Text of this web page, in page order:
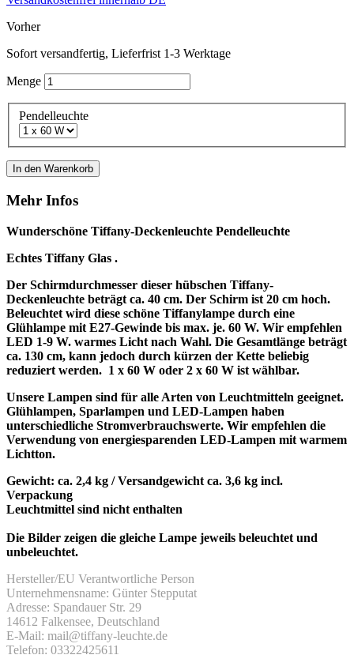
Vorher
Sofort versandfertig, Lieferfrist 1-3 Werktage
Menge
Pendelleuchte
In den Warenkorb
Mehr Infos
Wunderschöne Tiffany-Deckenleuchte Pendelleuchte
Echtes Tiffany Glas .
Der Schirmdurchmesser dieser hübschen Tiffany-
Deckenleuchte beträgt ca. 40 cm. Der Schirm ist 20 cm hoch.
Beleuchtet wird diese schöne Tiffanylampe durch eine
Glühlampe mit E27-Gewinde bis max. je. 60 W. Wir empfehlen
LED 1-9 W. warmes Licht nach Wahl. Die Gesamtlänge beträgt
ca. 130 cm, kann jedoch durch kürzen der Kette beliebig
reduziert werden. 1 x 60 W oder 2 x 60 W ist wählbar.
Unsere Lampen sind für alle Arten von Leuchtmitteln geeignet.
Glühlampen, Sparlampen und LED-Lampen haben
unterschiedliche Stromverbrauchswerte. Wir empfehlen die
Verwendung von energiesparenden LED-Lampen mit warmem
Lichtton.
Gewicht: ca. 2,4 kg / Versandgewicht ca. 3,6 kg incl.
Verpackung
Leuchtmittel sind nicht enthalten
Die Bilder zeigen die gleiche Lampe jeweils beleuchtet und
unbeleuchtet.
Hersteller/EU Verantwortliche Person
Unternehmensname: Günter Stepputat
Adresse: Spandauer Str. 29
14612 Falkensee, Deutschland
E-Mail: mail@tiffany-leuchte.de
Telefon: 03322425611